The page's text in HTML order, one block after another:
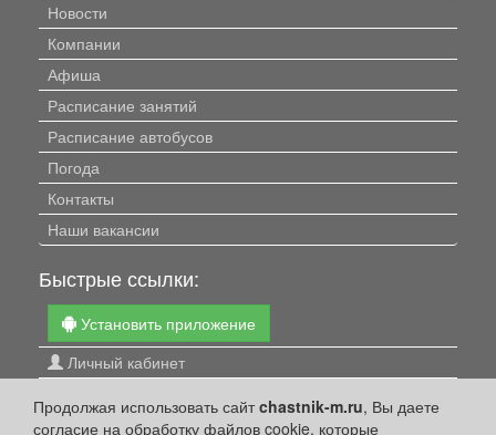
Продолжая использовать сайтchastnik-m.ru, Вы даете
согласие на обработку файлов cookie, которые
Новости
Компании
Афиша
Расписание занятий
Расписание автобусов
Погода
Контакты
Наши вакансии
Быстрые ссылки:
Установить приложение
Личный кабинет
Подать объявление в газету